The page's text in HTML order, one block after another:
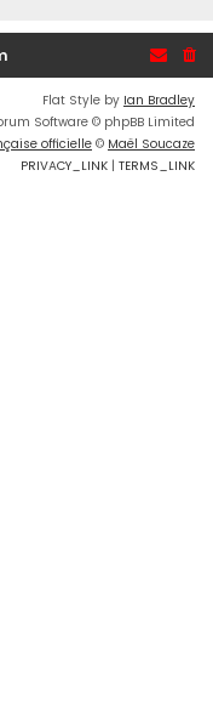
Flat Style by Ian Bradley
Software © phpBB Limited
officielle© Maël Soucaze
PRIVACY_LINK | TERMS_LINK